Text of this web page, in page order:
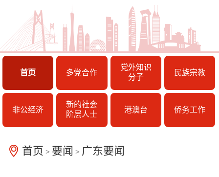
首页 多党合作
党外知识
分子
民族宗教
非公经济
新的社会
阶层人士
港澳台 侨务工作
首页 > 要闻 > 广东要闻